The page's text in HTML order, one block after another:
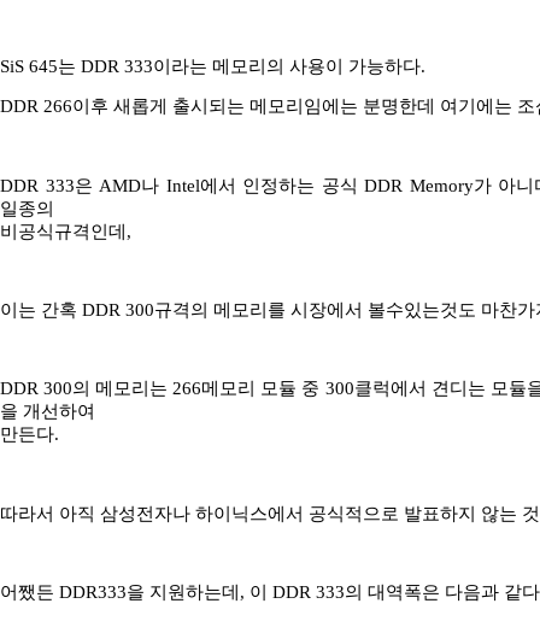
SiS 645는 DDR 333이라는 메모리의 사용이 가능하다.
DDR 266이후 새롭게 출시되는 메모리임에는 분명한데 여기에는
DDR 333은 AMD나 Intel에서 인정하는 공식 DDR Memory가 아
일종의
비공식규격인데,
이는 간혹 DDR 300규격의 메모리를 시장에서 볼수있는것도 마찬가
DDR 300의 메모리는 266메모리 모듈 중 300클럭에서 견디는 모듈
을 개선하여
만든다.
따라서 아직 삼성전자나 하이닉스에서 공식적으로 발표하지 않는
어쨌든 DDR333을 지원하는데, 이 DDR 333의 대역폭은 다음과 같